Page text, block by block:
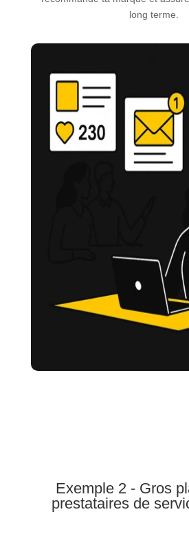
long terme.
Exemple 2 - Gros
prestataires de